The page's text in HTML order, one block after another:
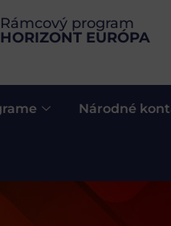
Rámcový program
HORIZONT EURÓPA
Národné